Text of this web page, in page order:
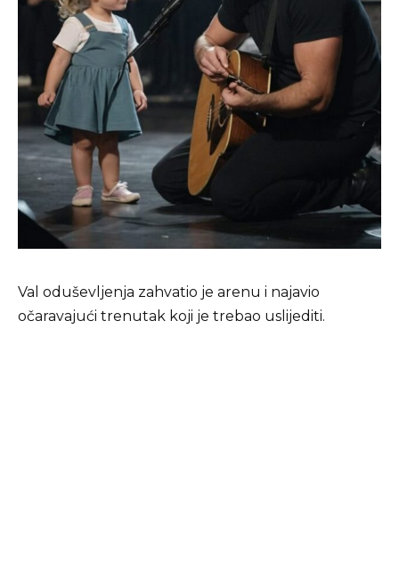
Val oduševljenja zahvatio je arenu i najavio
očaravajući trenutak koji je trebao uslijediti.